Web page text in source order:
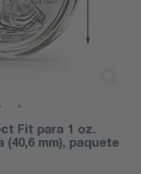
Fit para 1 oz.
(40,6 mm), paquete